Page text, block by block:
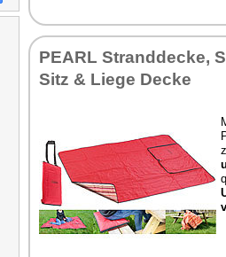
PEARL Strand­de­cke,
Sitz & Lie­ge De­cke